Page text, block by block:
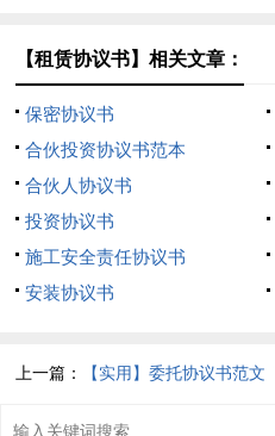
【租赁协议书】相关文章：
保密协议书
合伙投资协议书范本
合伙人协议书
投资协议书
施工安全责任协议书
安装协议书
上一篇： 【实用】委托协议书范文